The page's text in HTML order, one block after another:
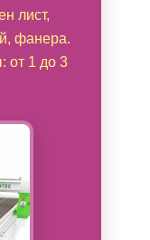
лист,
фанера.
от 1 до 3